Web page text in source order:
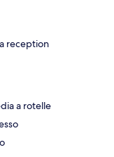
reception
a rotelle